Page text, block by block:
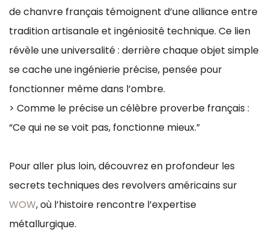
de chanvre français témoignent d’une alliance entre
tradition artisanale et ingéniosité technique. Ce lien
révèle une universalité : derrière chaque objet simple
se cache une ingénierie précise, pensée pour
fonctionner même dans l’ombre.
> Comme le précise un célèbre proverbe français :
“Ce qui ne se voit pas, fonctionne mieux.”
Pour aller plus loin, découvrez en profondeur les
secrets techniques des revolvers américains sur
WOW, où l’histoire rencontre l’expertise
métallurgique.